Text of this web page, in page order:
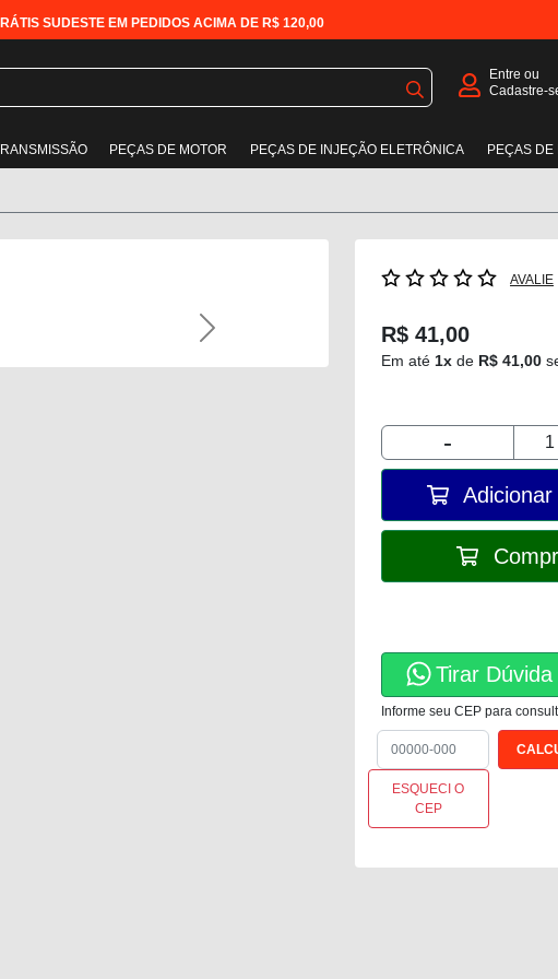
SUDESTE EM PEDIDOS ACIMA DE R$ 120,00
Entre ou
Cadastre-
PEÇAS DE MOTOR PEÇAS DE INJEÇÃO ELETRÔNICA PEÇAS DE
Next
AVALIE
R$ 41,00
Em até 1x de R$ 41,00
-
Tirar
Informe seu CEP para
ESQUECI O
CEP